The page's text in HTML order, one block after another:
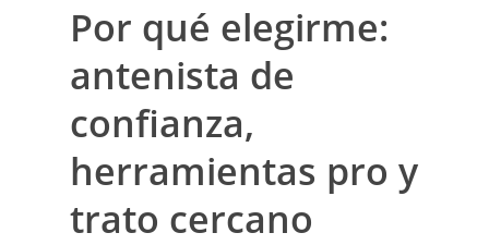
Por qué elegirme:
antenista de
confianza,
herramientas pro y
trato cercano